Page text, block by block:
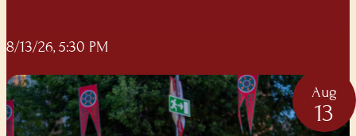
8/13/26, 5:30 PM
Aug
13